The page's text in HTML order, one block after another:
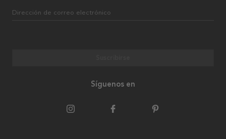
Dirección de correo electrónico
Síguenos en